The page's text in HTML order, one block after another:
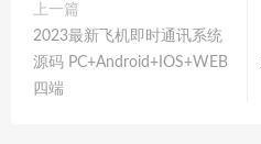
上一篇
2023最新飞机即时通讯系统
源码 PC+Android+IOS+WEB
四端